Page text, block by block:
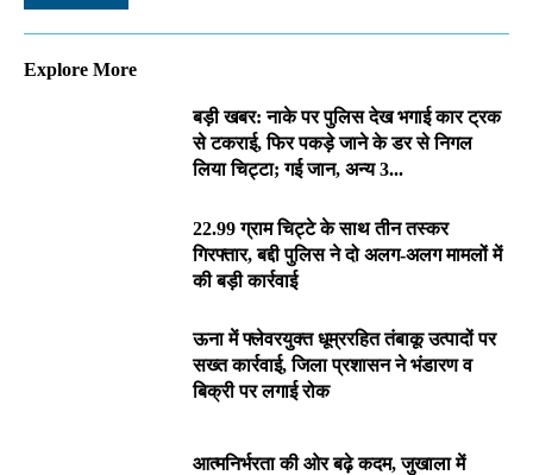
Explore More
बड़ी खबर: नाके पर पुलिस देख भगाई कार ट्रक
से टकराई, फिर पकड़े जाने के डर से निगल
लिया चिट्टा; गई जान, अन्य 3...
22.99 ग्राम चिट्टे के साथ तीन तस्कर
गिरफ्तार, बद्दी पुलिस ने दो अलग-अलग मामलों में
की बड़ी कार्रवाई
ऊना में फ्लेवरयुक्त धूम्ररहित तंबाकू उत्पादों पर
सख्त कार्रवाई, जिला प्रशासन ने भंडारण व
बिक्री पर लगाई रोक
आत्मनिर्भरता की ओर बढ़े कदम, जुखाला में